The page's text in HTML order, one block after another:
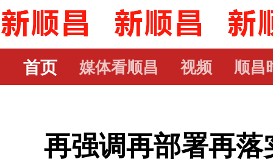
首页 媒体看顺昌 视频 顺昌
再强调再部署再落